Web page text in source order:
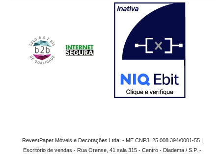
RevestPaper Móveis e Decorações Ltda. - ME CNPJ: 25.008.394/0001-55 |
Escritório de vendas - Rua Orense, 41 sala 315 - Centro - Diadema / S.P. -